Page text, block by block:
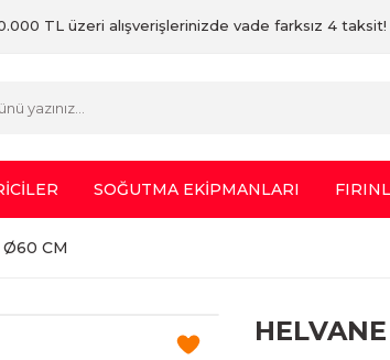
TL üzeri alışverişlerinizde vade farksız 4 taksit!
SOĞUTMA EKİPMANLARI
Ø60 CM